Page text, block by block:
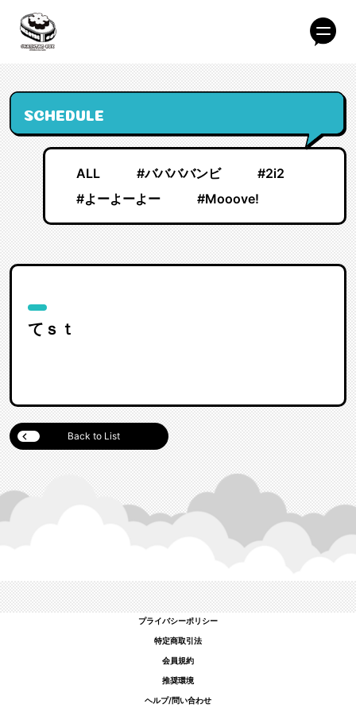
SCHEDULE
ALL #ババババンビ
#2i2
#よーよーよー
#Mooove!
てｓｔ
Back to List
プライバシーポリシー
特定商取引法
会員規約
推奨環境
ヘルプ/問い合わせ